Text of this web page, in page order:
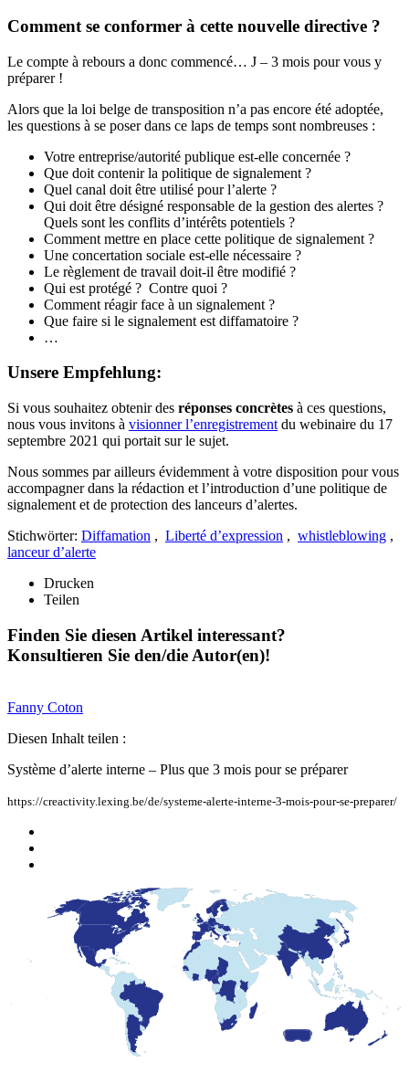
Comment se conformer à cette nouvelle directive ?
Le compte à rebours a donc commencé… J – 3 mois pour vous y
préparer !
Alors que la loi belge de transposition n’a pas encore été adoptée,
les questions à se poser dans ce laps de temps sont nombreuses :
Votre entreprise/autorité publique est-elle concernée ?
Que doit contenir la politique de signalement ?
Quel canal doit être utilisé pour l’alerte ?
Qui doit être désigné responsable de la gestion des alertes ?
Quels sont les conflits d’intérêts potentiels ?
Comment mettre en place cette politique de signalement ?
Une concertation sociale est-elle nécessaire ?
Le règlement de travail doit-il être modifié ?
Qui est protégé ? Contre quoi ?
Comment réagir face à un signalement ?
Que faire si le signalement est diffamatoire ?
…
Unsere Empfehlung:
Si vous souhaitez obtenir des réponses concrètes à ces questions,
nous vous invitons à visionner l’enregistrement du webinaire du 17
septembre 2021 qui portait sur le sujet.
Nous sommes par ailleurs évidemment à votre disposition pour vous
accompagner dans la rédaction et l’introduction d’une politique de
signalement et de protection des lanceurs d’alertes.
Stichwörter: Diffamation , Liberté d’expression , whistleblowing ,
lanceur d’alerte
Drucken
Teilen
Finden Sie diesen Artikel interessant?
Konsultieren Sie den/die Autor(en)!
Fanny Coton
Diesen Inhalt teilen :
Système d’alerte interne – Plus que 3 mois pour se préparer
https://creactivity.lexing.be/de/systeme-alerte-interne-3-mois-pour-se-preparer/